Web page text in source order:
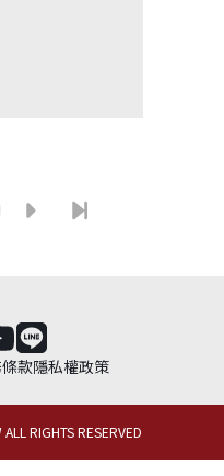
款隱私權政策
ALL RIGHTS RESERVED